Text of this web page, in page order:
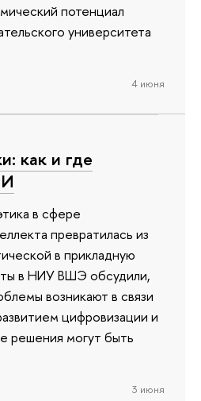
потенциал
университета
4 июня
как и где
в сфере
превратилась из
в прикладную
в НИУ ВШЭ обсудили,
возникают в связи
цифровизации и
решения могут быть
3 июня